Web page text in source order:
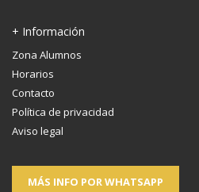
+ Información
Zona Alumnos
Horarios
Contacto
Política de privacidad
Aviso legal
MÁS INFO POR WHATSAPP